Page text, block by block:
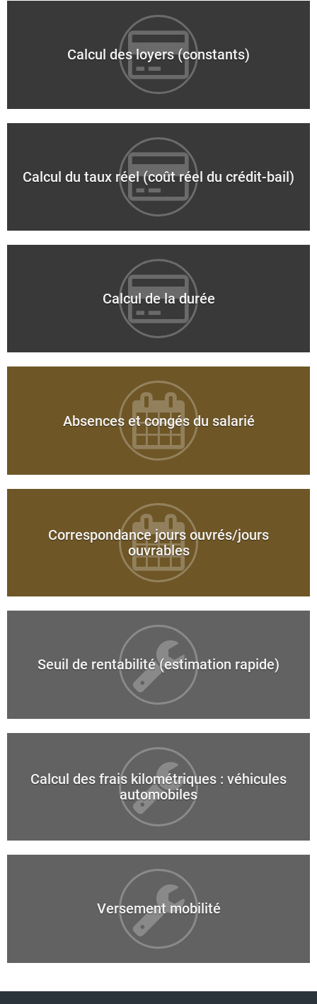
Calcul des loyers (constants)
Calcul du taux réel (coût réel du crédit-bail)
Calcul de la durée
Absences et congés du salarié
Correspondance jours ouvrés/jours
ouvrables
Seuil de rentabilité (estimation rapide)
Calcul des frais kilométriques : véhicules
automobiles
Versement mobilité